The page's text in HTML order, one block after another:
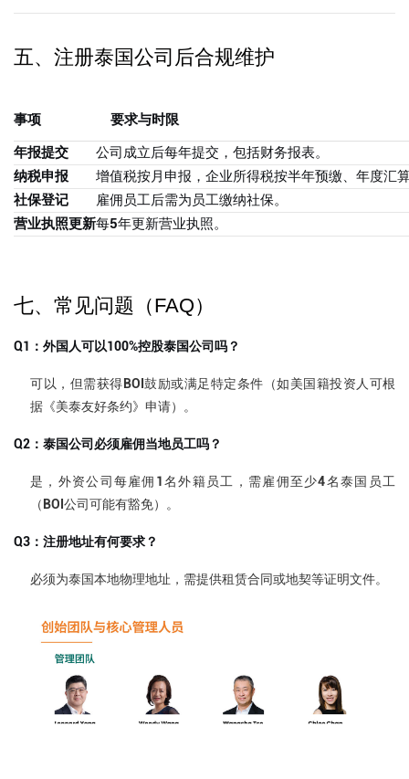
五、注册泰国公司后合规维护
事项
要求与时限
年报提交
公司成立后每年提交，包括财务报表。
纳税申报
增值税按月申报，企业所得税按半年预缴、年度汇
社保登记
雇佣员工后需为员工缴纳社保。
营业执照更新每5年更新营业执照。
七、常见问题（FAQ）
Q1：外国人可以100%控股泰国公司吗？
可以，但需获得BOI鼓励或满足特定条件（如美国籍投资人可根
据《美泰友好条约》申请）。
Q2：泰国公司必须雇佣当地员工吗？
是，外资公司每雇佣1名外籍员工，需雇佣至少4名泰国员工
（BOI公司可能有豁免）。
Q3：注册地址有何要求？
必须为泰国本地物理地址，需提供租赁合同或地契等证明文件。